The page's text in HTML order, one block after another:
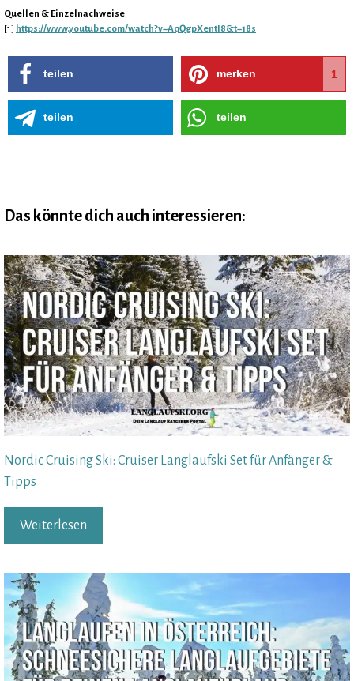
Quellen & Einzelnachweise:
[1] https://www.youtube.com/watch?v=AqQgpXentI8&t=18s
teilen merken 1
teilen teilen
Das könnte dich auch interessieren:
Nordic Cruising Ski: Cruiser Langlaufski Set für Anfänger &
Tipps
Weiterlesen